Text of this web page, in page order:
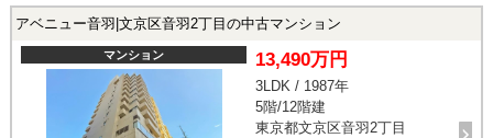
アベニュー音羽|文京区音羽2丁目の中古マンション
マンション 13,490万円
3LDK / 1987年
5階/12階建
東京都文京区音羽2丁目